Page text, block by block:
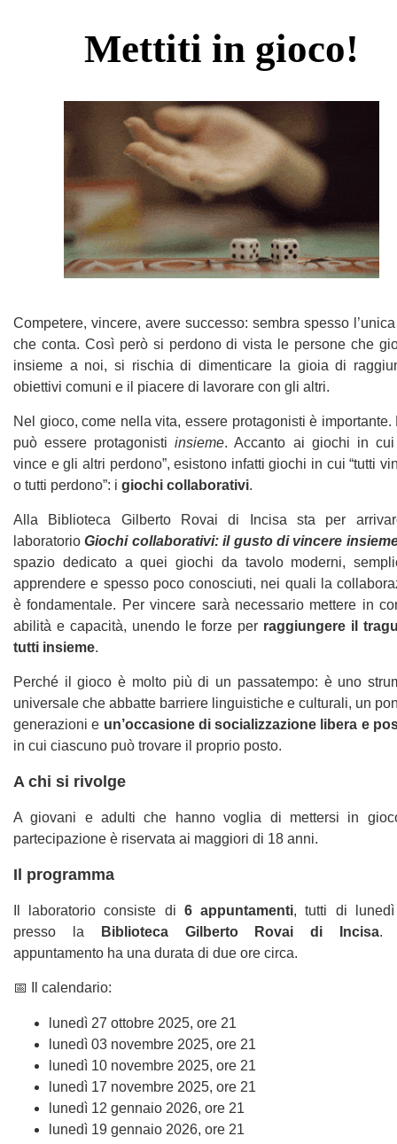
Mettiti in gioco!
Competere, vincere, avere successo: sembra spesso
che conta. Così però si perdono di vista le persone che
insieme a noi, si rischia di dimenticare la gioia di
obiettivi comuni e il piacere di lavorare con gli altri.
Nel gioco, come nella vita, essere protagonisti è importante.
può essere protagonistiinsieme. Accanto ai giochi in cui
vince e gli altri perdono”, esistono infatti giochi in cui “tutti
o tutti perdono”: i giochi collaborativi.
Alla Biblioteca Gilberto Rovai di Incisa sta per
laboratorioGiochi collaborativi: il gusto di vincere
spazio dedicato a quei giochi da tavolo moderni,
apprendere e spesso poco conosciuti, nei quali la
è fondamentale. Per vincere sarà necessario mettere in
abilità e capacità, unendo le forze per raggiungere il
tutti insieme.
Perché il gioco è molto più di un passatempo: è uno
universale che abbatte barriere linguistiche e culturali, un
generazioni e un’occasione di socializzazione libera e
in cui ciascuno può trovare il proprio posto.
A chi si rivolge
A giovani e adulti che hanno voglia di mettersi in
partecipazione è riservata ai maggiori di 18 anni.
Il programma
Il laboratorio consiste di 6 appuntamenti, tutti di lunedì
presso la
Biblioteca Gilberto Rovai di Incisa.
appuntamento ha una durata di due ore circa.
📅 Il calendario:
lunedì 27 ottobre 2025, ore 21
lunedì 03 novembre 2025, ore 21
lunedì 10 novembre 2025, ore 21
lunedì 17 novembre 2025, ore 21
lunedì 12 gennaio 2026, ore 21
lunedì 19 gennaio 2026, ore 21